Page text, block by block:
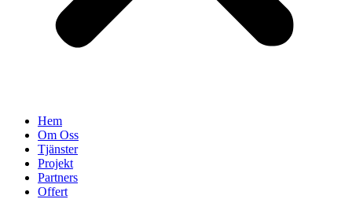
Hem
Om Oss
Tjänster
Projekt
Partners
Offert